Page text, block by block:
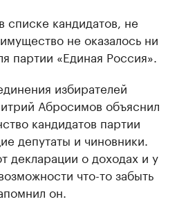
списке кандидатов, не
не оказалось ни
партии «Единая Россия».
избирателей
Абросимов объяснил
кандидатов партии
депутаты и чиновники.
декларации о доходах и у
что-то забыть
он.